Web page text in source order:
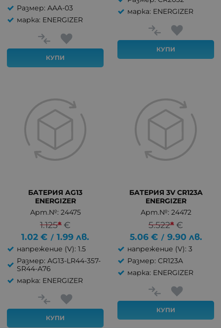
Размер: AAA-03
марка: ENERGIZER
КУПИ
марка: ENERGIZER
КУПИ
БАТЕРИЯ AG13
ENERGIZER
Арт.№: 24475
1.125*€
1.02 € / 1.99 лв.
напрежение (V): 1.5
Размер: AG13-LR44-357-
SR44-А76
марка: ENERGIZER
КУПИ
БАТЕРИЯ 3V CR123A
ENERGIZER
Арт.№: 24472
5.522*€
5.06 € / 9.90 лв.
напрежение (V): 3
Размер: CR123A
марка: ENERGIZER
КУПИ